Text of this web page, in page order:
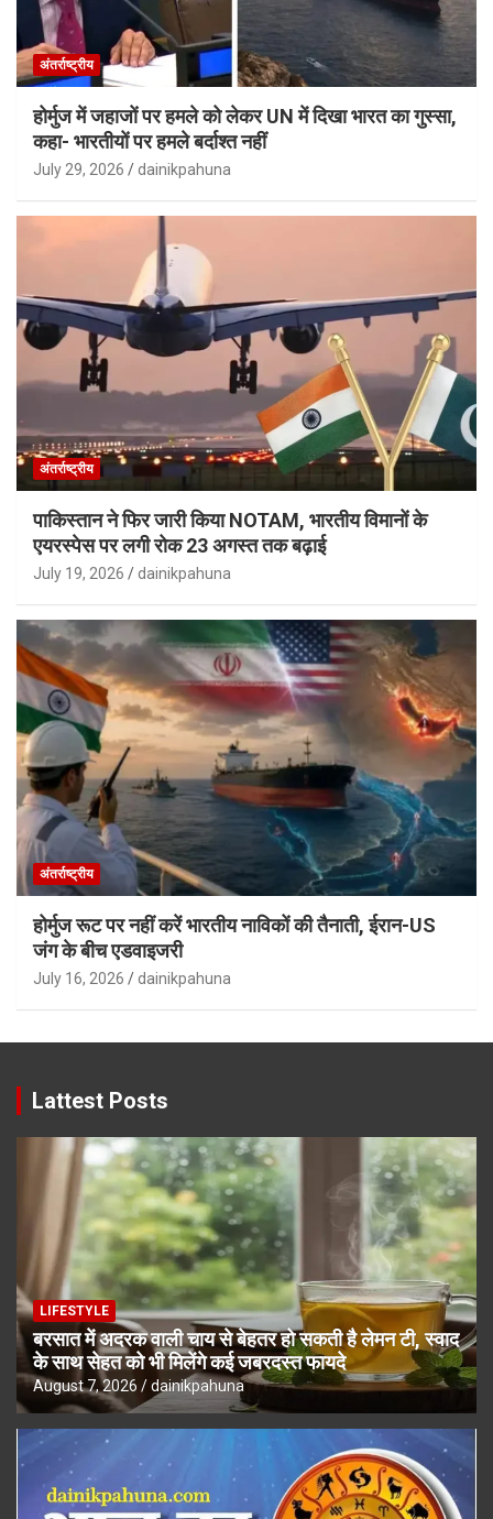
अंतर्राष्ट्रीय
होर्मुज में जहाजों पर हमले को लेकर UN में दिखा भारत का गुस्सा,
कहा- भारतीयों पर हमले बर्दाश्त नहीं
July 29, 2026 dainikpahuna
अंतर्राष्ट्रीय
पाकिस्तान ने फिर जारी किया NOTAM, भारतीय विमानों के
एयरस्पेस पर लगी रोक 23 अगस्त तक बढ़ाई
July 19, 2026 dainikpahuna
अंतर्राष्ट्रीय
होर्मुज रूट पर नहीं करें भारतीय नाविकों की तैनाती, ईरान-US
जंग के बीच एडवाइजरी
July 16, 2026 dainikpahuna
Lattest Posts
LIFESTYLE
बरसात में अदरक वाली चाय से बेहतर हो सकती है लेमन टी, स्वाद
के साथ सेहत को भी मिलेंगे कई जबरदस्त फायदे
August 7, 2026 dainikpahuna